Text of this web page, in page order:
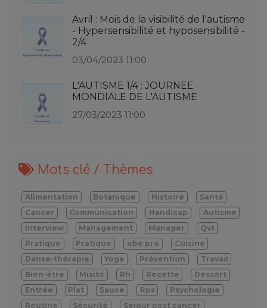
Avril : Mois de la visibilité de l'autisme
- Hypersensibilité et hyposensibilité -
2/4
03/04/2023 11:00
L'AUTISME 1/4 : JOURNEE
MONDIALE DE L'AUTISME
27/03/2023 11:00
Mots clé / Thèmes
Alimentation Botanique Histoire
Santé
Cancer
Communication Handicap
Autisme
Interview
Management Manager
Qvt
Pratique
Pratique obe pro
Cuisine
Danse-thérapie
Yoga Prévention
Travail
Bien-être
Mixité Rh Recette
Dessert
Entrée
Plat Sauce Rps
Psychologie
Routine
Sécurité
Sejour post cancer